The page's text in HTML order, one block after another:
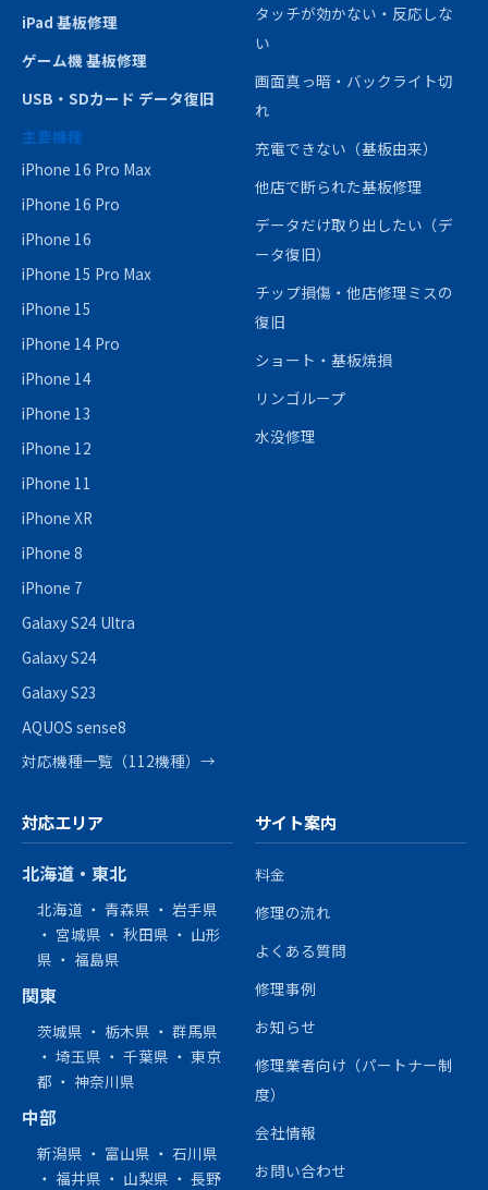
iPad 基板修理
ゲーム機 基板修理
USB・SDカード データ復旧
主要機種
iPhone 16 Pro Max
iPhone 16 Pro
iPhone 16
iPhone 15 Pro Max
iPhone 15
iPhone 14 Pro
iPhone 14
iPhone 13
iPhone 12
iPhone 11
iPhone XR
iPhone 8
iPhone 7
Galaxy S24 Ultra
Galaxy S24
Galaxy S23
AQUOS sense8
対応機種一覧（112機種）→
タッチが効かない・反応しな
い
画面真っ暗・バックライト切
れ
充電できない（基板由来）
他店で断られた基板修理
データだけ取り出したい（デ
ータ復旧）
チップ損傷・他店修理ミスの
復旧
ショート・基板焼損
リンゴループ
水没修理
対応エリア
北海道・東北
北海道 ・ 青森県 ・ 岩手県
・ 宮城県 ・ 秋田県 ・ 山形
県 ・ 福島県
関東
茨城県 ・ 栃木県 ・ 群馬県
・ 埼玉県 ・ 千葉県 ・ 東京
都 ・ 神奈川県
中部
新潟県 ・ 富山県 ・ 石川県
・ 福井県 ・ 山梨県 ・ 長野
サイト案内
料金
修理の流れ
よくある質問
修理事例
お知らせ
修理業者向け（パートナー制
度）
会社情報
お問い合わせ